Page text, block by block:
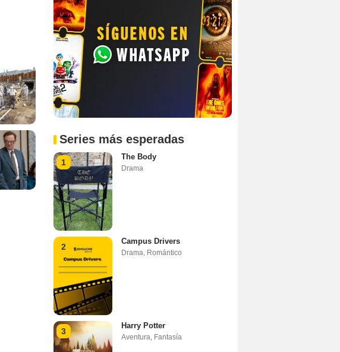
Series más esperadas
1
The Body
Drama
2
Campus Drivers
Drama Romántico
3
Harry Potter
Aventura Fantasía